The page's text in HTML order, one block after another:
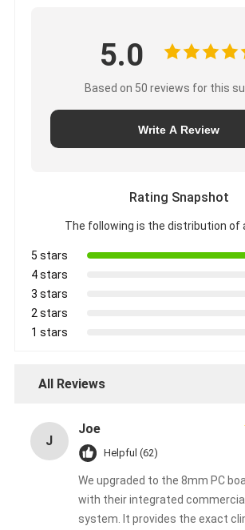
5.0
Based on 50 reviews for this
Write A Review
Rating Snapshot
The following is the distribution of
5 stars
4 stars
3 stars
2 stars
1 stars
All Reviews
J
Joe
Helpful (62)
We upgraded to the 8mm PC
with their integrated
system. It provides the exact